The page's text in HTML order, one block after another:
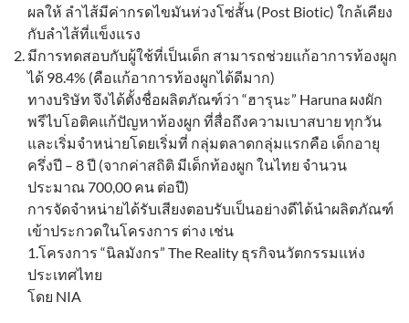
ผลให้ ลำไส้มีค่ากรดไขมันห่วงโซ่สั้น (Post Biotic) ใกล้เคียง
กับลำไส้ที่แข็งแรง
มีการทดสอบกับผู้ใช้ที่เป็นเด็ก สามารถช่วยแก้อาการท้องผูก
ได้ 98.4% (คือแก้อาการท้องผูกได้ดีมาก)
ทางบริษัท จึงได้ตั้งชื่อผลิตภัณฑ์ว่า “ฮารุนะ” Haruna ผงผัก
พรีไบโอติคแก้ปัญหาท้องผูก ที่สื่อถึงความเบาสบาย ทุกวัน
และเริ่มจำหน่ายโดยเริ่มที่ กลุ่มตลาดกลุ่มแรกคือ เด็กอายุ
ครึ่งปี – 8 ปี (จากค่าสถิติ มีเด็กท้องผูก ในไทย จำนวน
ประมาณ 700,00 คน ต่อปี)
การจัดจำหน่ายได้รับเสียงตอบรับเป็นอย่างดีได้นำผลิตภัณฑ์
เข้าประกวดในโครงการ ต่าง เช่น
1.โครงการ “นิลมังกร” The Reality ธุรกิจนวัตกรรมแห่ง
ประเทศไทย
โดย NIA